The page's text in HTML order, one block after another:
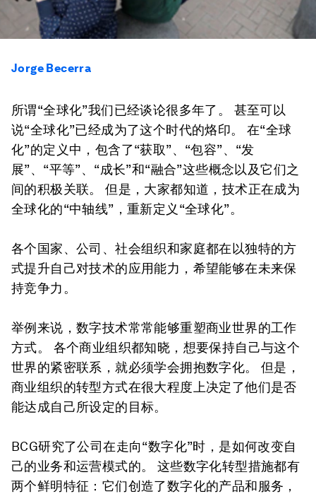
Jorge Becerra
所谓“全球化”我们已经谈论很多年了。 甚至可以
说“全球化”已经成为了这个时代的烙印。 在“全球
化”的定义中，包含了“获取”、“包容”、“发
展”、“平等”、“成长”和“融合”这些概念以及它们之
间的积极关联。 但是，大家都知道，技术正在成为
全球化的“中轴线”，重新定义“全球化”。
各个国家、公司、社会组织和家庭都在以独特的方
式提升自己对技术的应用能力，希望能够在未来保
持竞争力。
举例来说，数字技术常常能够重塑商业世界的工作
方式。 各个商业组织都知晓，想要保持自己与这个
世界的紧密联系，就必须学会拥抱数字化。 但是，
商业组织的转型方式在很大程度上决定了他们是否
能达成自己所设定的目标。
BCG研究了公司在走向“数字化”时，是如何改变自
己的业务和运营模式的。 这些数字化转型措施都有
两个鲜明特征：它们创造了数字化的产品和服务，